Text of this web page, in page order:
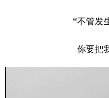
“不管发
你要把